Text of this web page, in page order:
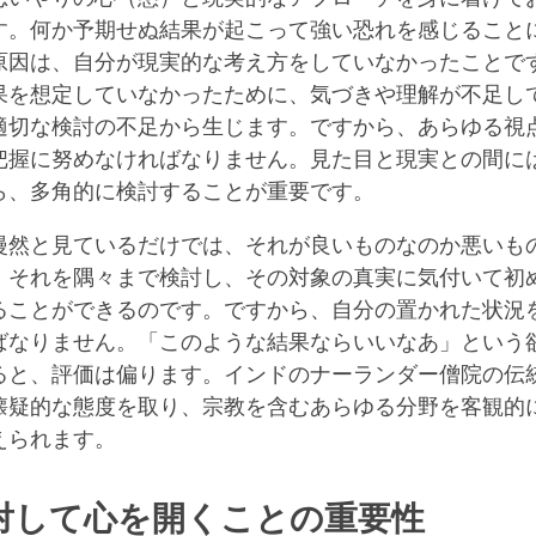
。何か予期せぬ結果が起こって強い恐れを感じること
因は、自分が現実的な考え方をしていなかったことで
を想定していなかったために、気づきや理解が不足し
切な検討の不足から生じます。ですから、あらゆる視
握に努めなければなりません。見た目と現実との間に
多角的に検討することが重要です。
然と見ているだけでは、それが良いものなのか悪いも
それを隅々まで検討し、その対象の真実に気付いて初
ことができるのです。ですから、自分の置かれた状況
なりません。「このような結果ならいいなあ」という
と、評価は偏ります。インドのナーランダー僧院の伝
疑的な態度を取り、宗教を含むあらゆる分野を客観的
れます。
して心を開くことの重要性